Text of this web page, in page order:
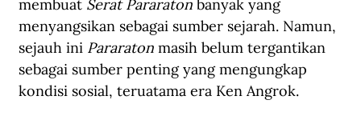
membuat Serat Pararaton banyak yang
menyangsikan sebagai sumber sejarah. Namun,
sejauh ini Pararaton masih belum tergantikan
sebagai sumber penting yang mengungkap
kondisi sosial, teruatama era Ken Angrok.